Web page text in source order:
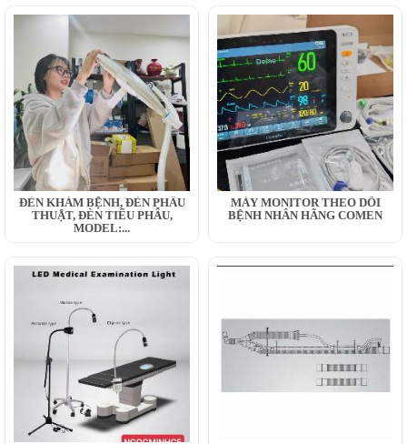
ĐÈN KHÁM BỆNH, ĐÈN PHẪU
THUẬT, ĐÈN TIỂU PHẪU,
MODEL:...
MÁY MONITOR THEO DÕI
BỆNH NHÂN HÃNG COMEN